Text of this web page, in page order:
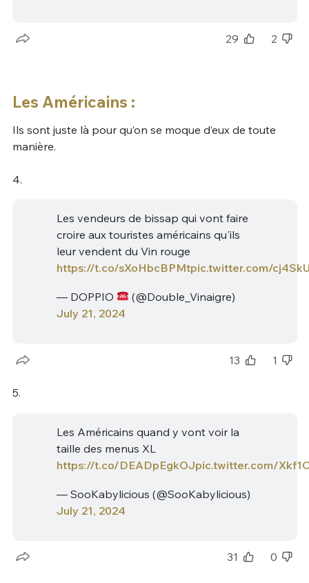
29 2
Les Américains :
Ils sont juste là pour qu’on se moque d’eux de toute
manière.
4.
Les vendeurs de bissap qui vont faire
croire aux touristes américains qu'ils
leur vendent du Vin rouge
https://t.co/sXoHbcBPMtpic.twitter.com/
— DOPPIO
(@Double_Vinaigre)
July 21, 2024
13 1
5.
Les Américains quand y vont voir la
taille des menus XL
https://t.co/DEADpEgkOJpic.twitter.com/
— SooKabylicious (@SooKabylicious)
July 21, 2024
31 0